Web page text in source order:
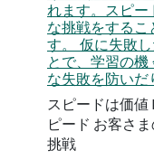
れます。スピー
な挑戦をするこ
す。 仮に失敗
とで、学習の
な失敗を防いだ
スピードは価値
ピード お客さ
挑戦